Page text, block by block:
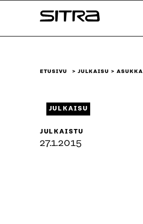
sisältöön
Sitra
ETUSIVU JULKAISU
JULKAISU
JULKAISTU
27.1.2015